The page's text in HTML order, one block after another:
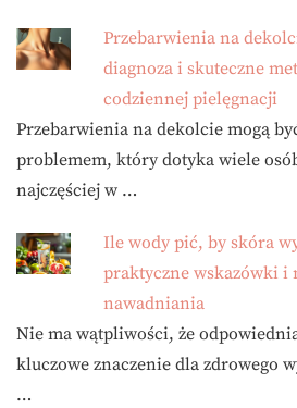
Przebarwienia na
diagnoza i skuteczne
codziennej pielęgnacji
Przebarwienia na dekolcie mogą
problemem, który dotyka wiele
najczęściej w …
Ile wody pić, by skóra
praktyczne wskazówki i
nawadniania
Nie ma wątpliwości, że
kluczowe znaczenie dla zdrowego
…